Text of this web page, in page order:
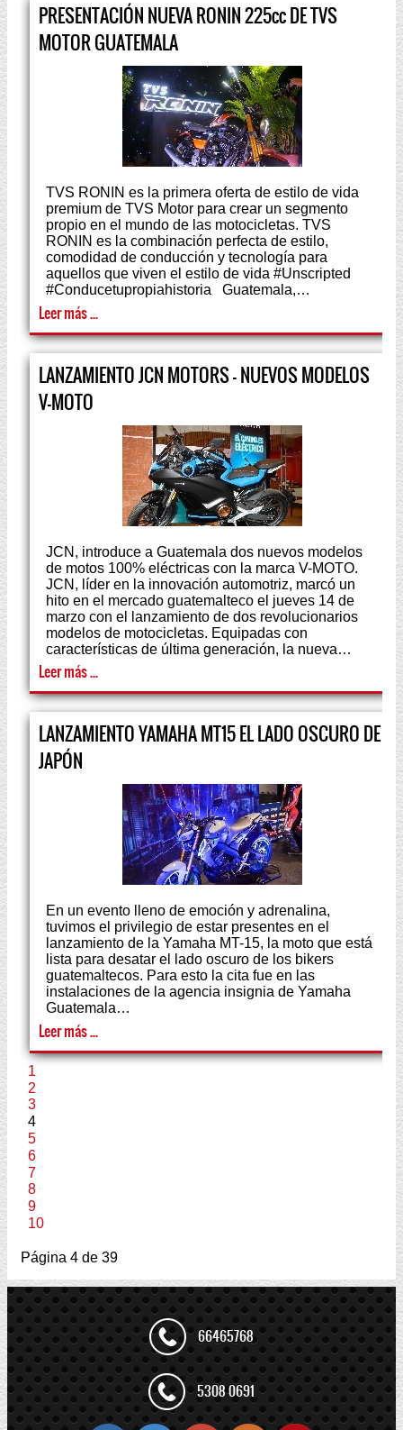
PRESENTACIÓN NUEVA RONIN 225cc DE TVS
MOTOR GUATEMALA
TVS RONIN es la primera oferta de estilo de vida
premium de TVS Motor para crear un segmento
propio en el mundo de las motocicletas. TVS
RONIN es la combinación perfecta de estilo,
comodidad de conducción y tecnología para
aquellos que viven el estilo de vida #Unscripted
#Conducetupropiahistoria Guatemala,…
Leer más ...
LANZAMIENTO JCN MOTORS - NUEVOS MODELOS
V-MOTO
JCN, introduce a Guatemala dos nuevos modelos
de motos 100% eléctricas con la marca V-MOTO.
JCN, líder en la innovación automotriz, marcó un
hito en el mercado guatemalteco el jueves 14 de
marzo con el lanzamiento de dos revolucionarios
modelos de motocicletas. Equipadas con
características de última generación, la nueva…
Leer más ...
LANZAMIENTO YAMAHA MT15 EL LADO OSCURO DE
JAPÓN
En un evento lleno de emoción y adrenalina,
tuvimos el privilegio de estar presentes en el
lanzamiento de la Yamaha MT-15, la moto que está
lista para desatar el lado oscuro de los bikers
guatemaltecos. Para esto la cita fue en las
instalaciones de la agencia insignia de Yamaha
Guatemala…
Leer más ...
1
2
3
4
5
6
7
8
9
10
Página 4 de 39
66465768
5308 0691